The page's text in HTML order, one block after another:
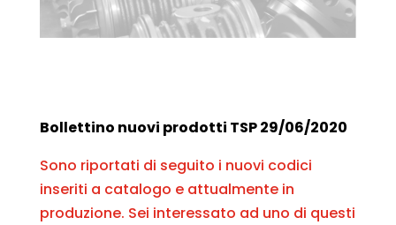
Bollettino nuovi prodotti TSP 29/06/2020
Sono riportati di seguito i nuovi codici
inseriti a catalogo e attualmente in
produzione. Sei interessato ad uno di questi